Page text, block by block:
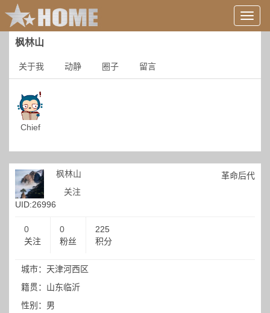
用
户
录
枫林山
关于我 动静 圈子 留言
Chief
UID:26996
枫林山
关注
革命后代
0
关注
0
粉丝
225
积分
城市：天津河西区
籍贯：山东临沂
性别：男